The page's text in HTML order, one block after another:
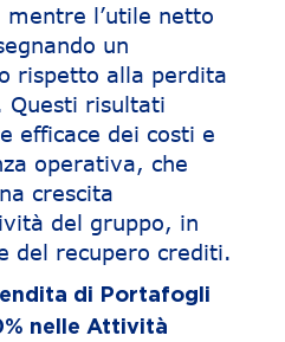
l’utile netto
un
rispetto alla perdita
Questi risultati
efficace dei costi e
operativa, che
crescita
del gruppo, in
del recupero crediti.
di Portafogli
nelle Attività